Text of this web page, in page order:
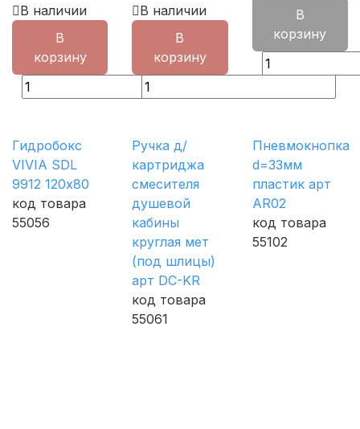
В наличии
В
корзину
В наличии
В
корзину
В
корзину
Гидробокс
VIVIA SDL
9912 120х80
код товара
55056
Ручка д/
картриджа
смесителя
душевой
кабины
круглая мет
(под шлицы)
арт DC-KR
код товара
55061
Пневмокнопка
d=33мм
пластик арт
AR02
код товара
55102